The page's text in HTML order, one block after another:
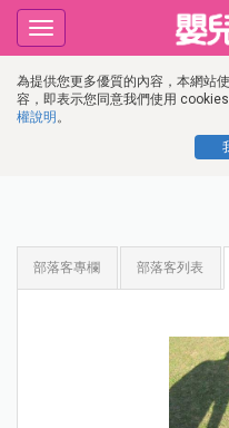
為提供您更多優質的內容，本網站
容，即表示您同意我們使用
權說明 。
Toggle
navigation
部落客專欄 部落客列表